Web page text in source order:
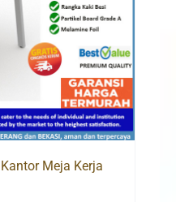
Meja Kerja